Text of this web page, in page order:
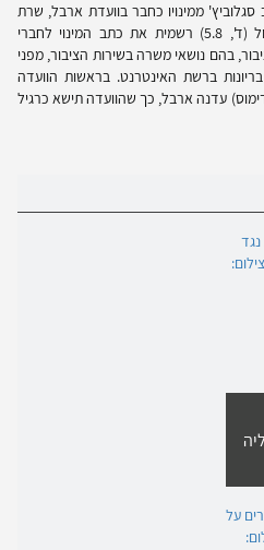
ממינויו כחבר בוועדת ארבל, שרת
המשפטים איילת שקד הגישה אתמול (ד', 5.8) רשמית את כתב המינוי לחברי
בהם נושאי משרה בשירות הציבור, מפני
ברשת האינטרנט. בראשות הוועדה
עדנה ארבל, כך שהוועדה תישא כרגיל